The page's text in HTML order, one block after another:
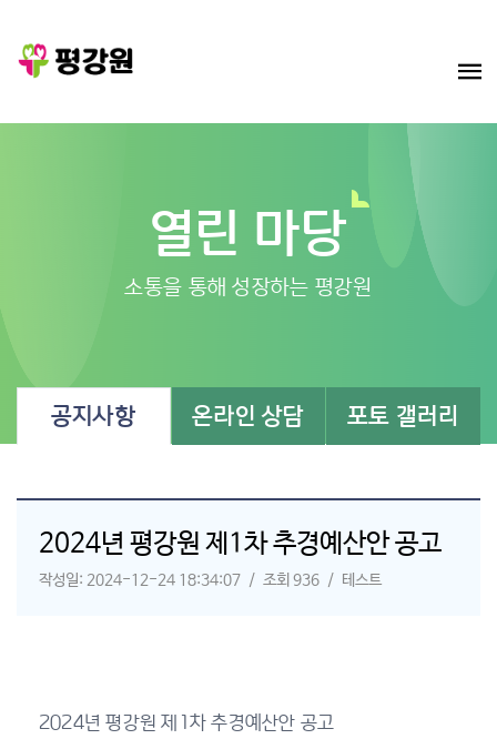
열린 마당
소통을 통해 성장하는 평강원
공지사항 온라인 상담 포토 갤러리
2024년 평강원 제1차 추경예산안 공고
작성일: 2024-12-24 18:34:07 / 조회 936 / 테스트
2024년 평강원 제1차 추경예산안 공고